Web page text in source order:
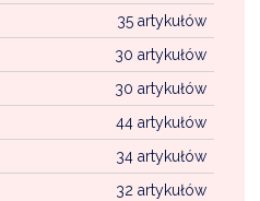
35 artykułów
30 artykułów
30 artykułów
44 artykułów
34 artykułów
32 artykułów